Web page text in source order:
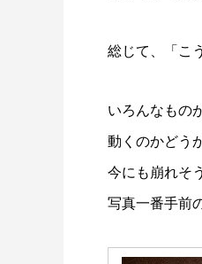
総じて、「こ
いろんなもの
動くのかどう
今にも崩れそ
写真一番手前